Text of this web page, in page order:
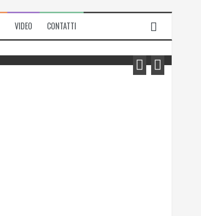
VIDEO CONTATTI
Michela Zanarella presenta il suo